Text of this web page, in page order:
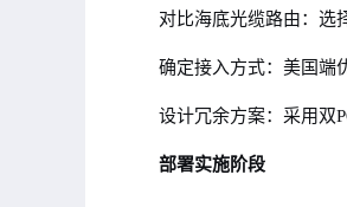
对比海底光缆路由：选
确定接入方式：美国端
设计冗余方案：采用双
部署实施阶段